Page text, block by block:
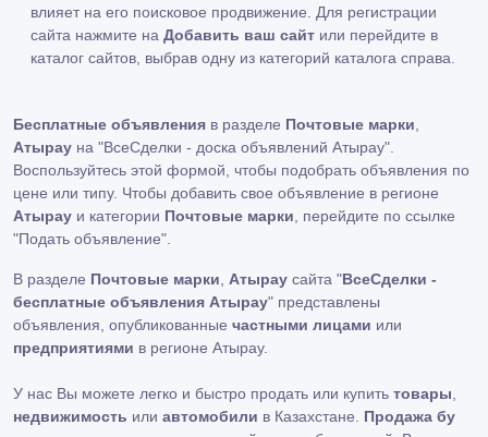
влияет на его поисковое продвижение. Для регистрации
сайта нажмите на Добавить ваш сайт или перейдите в
каталог сайтов, выбрав одну из категорий каталога справа.
Бесплатные объявления в разделе Почтовые марки
Атырау на "ВсеСделки - доска объявлений Атырау".
Воспользуйтесь этой формой, чтобы подобрать объявления по
цене или типу. Чтобы добавить свое объявление в регионе
Атырау и категории Почтовые марки , перейдите по ссылке
"Подать объявление"
В разделе Почтовые марки Атырау сайта "ВсеСделки -
бесплатные объявления Атырау" представлены
объявления, опубликованные частными лицами или
предприятиями в регионе Атырау.
У нас Вы можете легко и быстро продать или купить товары
недвижимость или автомобили в Казахстане. Продажа бу